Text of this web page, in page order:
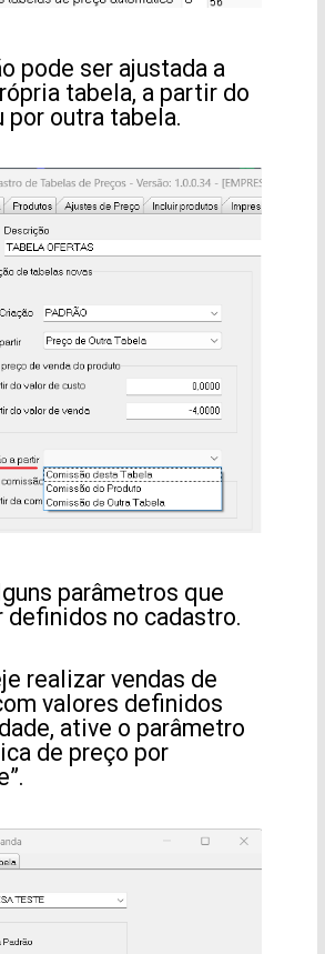
pode ser ajustada a
tabela, a partir do
por outra tabela.
parâmetros que
definidos no cadastro.
realizar vendas de
valores definidos
ative o parâmetro
de preço por